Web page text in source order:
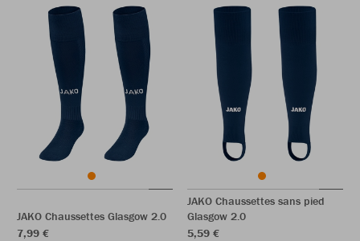
JAKO Chaussettes Glasgow 2.0
7,99 €
JAKO Chaussettes sans pied
Glasgow 2.0
5,59 €